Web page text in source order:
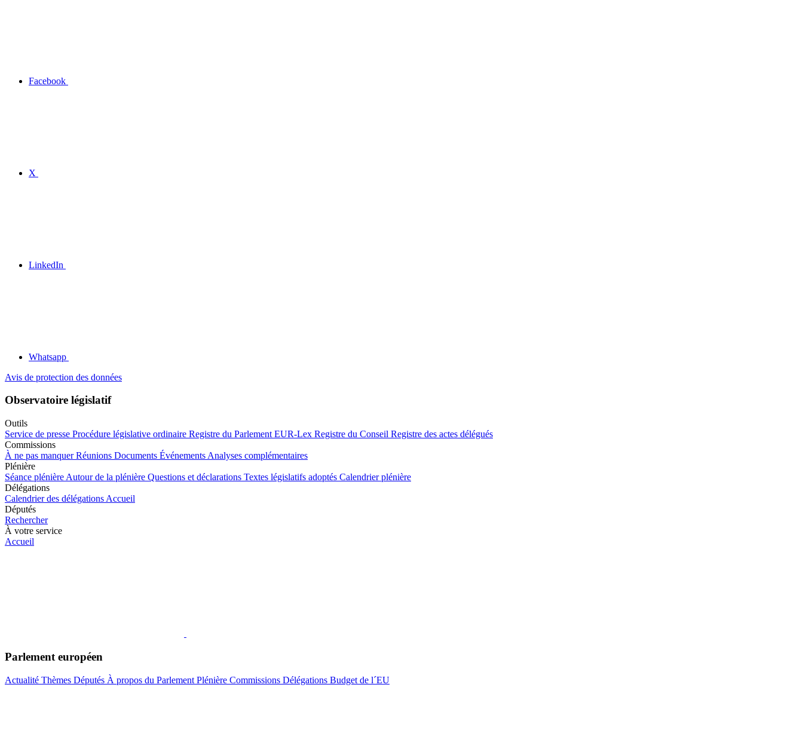
Facebook
X
LinkedIn
Whatsapp
Avis de protection des données
Observatoire législatif
Outils
Service de presse Procédure législative ordinaire Registre du Parlement EUR-Lex Registre du Conseil Registre des actes délégués
Commissions
À ne pas manquer Réunions Documents Événements Analyses complémentaires
Plénière
Séance plénière Autour de la plénière Questions et déclarations Textes législatifs adoptés Calendrier plénière
Délégations
Calendrier des délégations Accueil
Députés
Rechercher
À votre service
Accueil
Parlement européen
Actualité Thèmes Députés À propos du Parlement Plénière Commissions Délégations Budget de l´EU